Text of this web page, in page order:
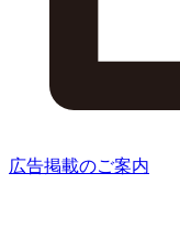
広告掲載のご案内